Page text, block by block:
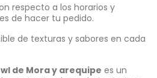
respecto a los horarios y
de hacer tu pedido.
de texturas y sabores en cada
de Mora y arequipe es un